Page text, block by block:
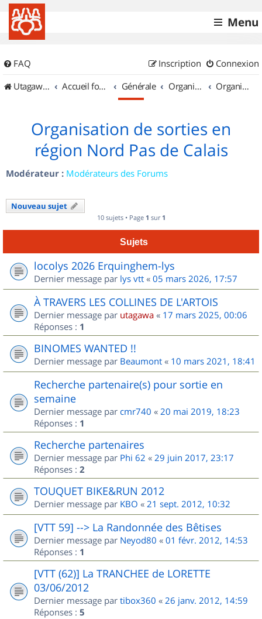
Menu
FAQ Connexion
Inscription
UtagawaVTT (Randos VTT et VTTAE avec traces GPS)
Accueil forum Générale Organisation de sorties & Recherche de partenaires Organisation de sorties en région Nord Pas de Calais
Organisation de sorties en
région Nord Pas de Calais
Modérateur : Modérateurs des Forums
Nouveau sujet
10 sujets • Page 1 sur 1
Sujets
locolys 2026 Erquinghem-lys
Dernier message par lys vtt « 05 mars 2026, 17:57
À TRAVERS LES COLLINES DE L'ARTOIS
Dernier message par utagawa « 17 mars 2025, 00:06
Réponses : 1
BINOMES WANTED !!
Dernier message par Beaumont « 10 mars 2021, 18:41
Recherche partenaire(s) pour sortie en
semaine
Dernier message par cmr740 « 20 mai 2019, 18:23
Réponses : 1
Recherche partenaires
Dernier message par Phi 62 « 29 juin 2017, 23:17
Réponses : 2
TOUQUET BIKE&RUN 2012
Dernier message par KBO « 21 sept. 2012, 10:32
[VTT 59] --> La Randonnée des Bêtises
Dernier message par Neyod80 « 01 févr. 2012, 14:53
Réponses : 1
[VTT (62)] La TRANCHEE de LORETTE
03/06/2012
Dernier message par tibox360 « 26 janv. 2012, 14:59
Réponses : 5